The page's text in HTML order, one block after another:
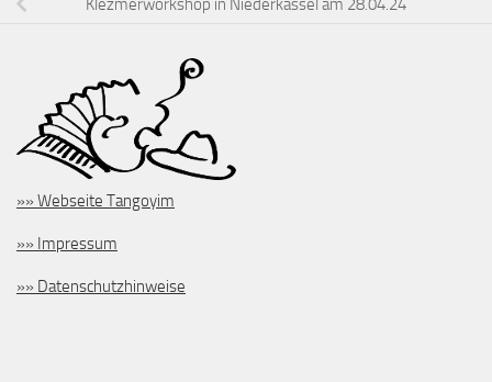
Klezmerworkshop in Niederkassel am 28.04.24
»» Webseite Tangoyim
»» Impressum
»» Datenschutzhinweise